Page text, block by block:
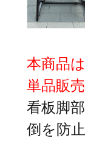
本商品
単品販売
看板脚
倒を防